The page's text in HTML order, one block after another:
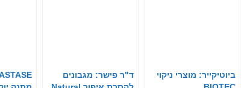
ביוטיקייר: מוצרי ניקוי
ד"ר פישר: מגבונים